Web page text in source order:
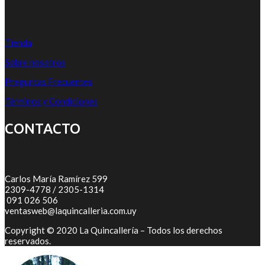
Tienda
Sobre nosotros
Preguntas Frecuentes
Términos y Condiciones
CONTACTO
Carlos María Ramírez 599
2309-4778 / 2305-1314
091 026 506
ventasweb@laquincalleria.com.uy
Copyright © 2020 La Quincallería – Todos los derechos
reservados.